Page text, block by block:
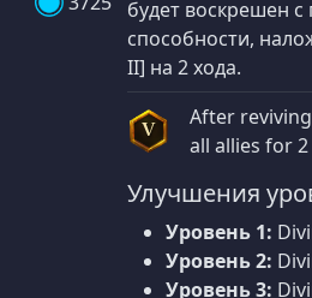
будет воскрешен
способности,
II] на 2 хода.
V After
all allies for
Улучшения
Уровень 1:
Уровень 2:
Уровень 3: